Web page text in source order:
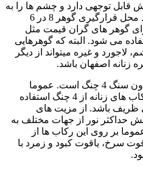
قابل توجهی دارد و چشم ها را به
سمت خود جلب خواهد کرد. ابعاد محل قرارگیری گوهر 8 در 6
گوهر های گران قیمت مثل
می شود. البته که گوهرهایی
و غیره میتواند از دیگر
زنانه اصفهان باشد.
این رکاب از دسته انگشترهای بدون سنگ 4 چنگ است. عموما
طراحان انگشتر برای طراحی رکاب های زنانه از 4 چنگ استفاده
ظریف باشد. از مزیت های
حداکثر نور از جهات مختلف به
بر روی این رکاب ها از
سرخ، یاقوت کبود و زمرد با